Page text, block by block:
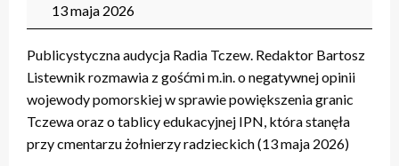
13 maja 2026
Publicystyczna audycja Radia Tczew. Redaktor Bartosz
Listewnik rozmawia z gośćmi m.in. o negatywnej opinii
wojewody pomorskiej w sprawie powiększenia granic
Tczewa oraz o tablicy edukacyjnej IPN, która stanęła
przy cmentarzu żołnierzy radzieckich (13 maja 2026)